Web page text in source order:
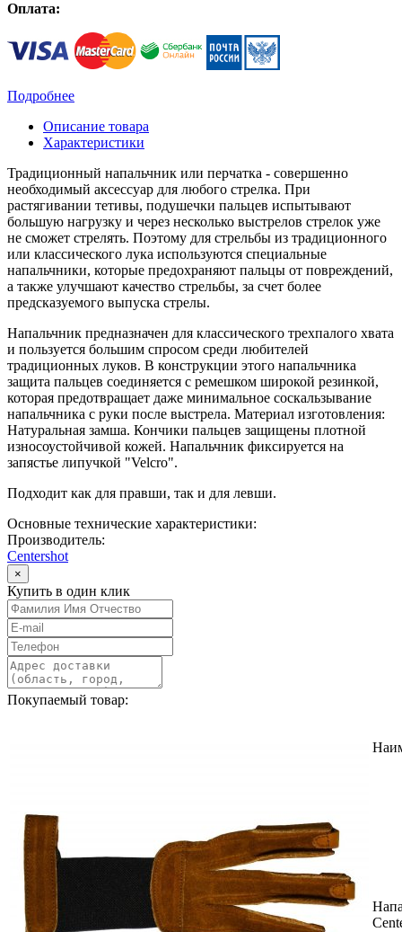
Оплата:
Подробнее
Описание товара
Характеристики
Традиционный напальчник или перчатка - совершенно
необходимый аксессуар для любого стрелка. При
растягивании тетивы, подушечки пальцев испытывают
большую нагрузку и через несколько выстрелов стрелок уже
не сможет стрелять. Поэтому для стрельбы из традиционного
или классического лука используются специальные
напальчники, которые предохраняют пальцы от повреждений,
а также улучшают качество стрельбы, за счет более
предсказуемого выпуска стрелы.
Напальчник предназначен для классического трехпалого хвата
и пользуется большим спросом среди любителей
традиционных луков. В конструкции этого напальчника
защита пальцев соединяется с ремешком широкой резинкой,
которая предотвращает даже минимальное соскальзывание
напальчника с руки после выстрела. Материал изготовления:
Натуральная замша. Кончики пальцев защищены плотной
износоустойчивой кожей. Напальчник фиксируется на
запястье липучкой "Velcro".
Подходит как для правши, так и для левши.
Основные технические характеристики:
Производитель:
Centershot
×
Купить в один клик
Покупаемый товар: